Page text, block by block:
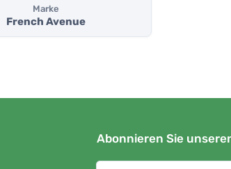
Marke
French Avenue
Abonnieren Sie